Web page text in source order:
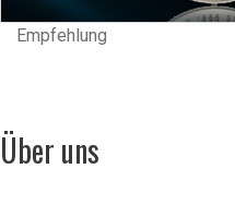
Empfehlung
Über uns